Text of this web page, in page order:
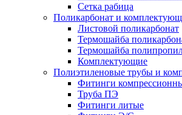
Сетка рабица
Поликарбонат и
Листовой поликарбонат
Термошайба
Термошайба
Комплектующие
Полиэтиленовые трубы и
Фитинги
Труба ПЭ
Фитинги литые